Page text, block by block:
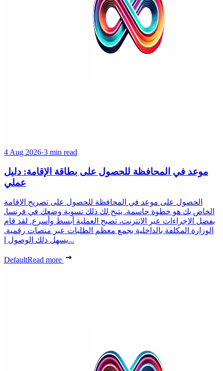
4 Aug 2026·3 min read
موعد في المحافظة للحصول على بطاقة الإقامة: دليل
عملي
الحصول على موعد في المحافظة للحصول على تصريح الإقامة
الخاص بك هو خطوة حاسمة. يتيح لك ذلك تسوية وضعك في فرنسا.
بفضل الإجراءات عبر الإنترنت، تصبح العملية أبسط وأسرع. لقد قام
الوزارة المكلفة بالداخلية بجمع معظم الطلبات عبر منصات رقمية.
يسهل ذلك الوصول إ...
DefaultRead more